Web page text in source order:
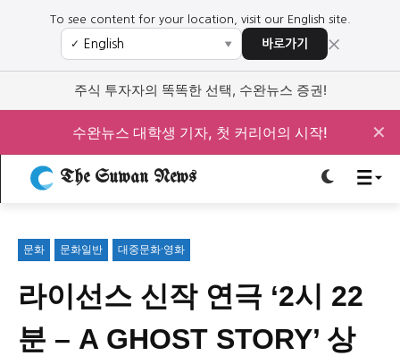
로그인하세요
로그인하세요
To see content for your location, visit our English site.
✓ ▼ 바로가기 ×
주식 투자자의 똑똑한 선택, 수완뉴스 증권!
수완뉴스 대학생 기자, 첫 커리어의 시작! ✕
The Suwan News
문화 문화일반 대중문화·영화
라이선스 신작 연극 ‘2시 22
분 – A GHOST STORY’ 상